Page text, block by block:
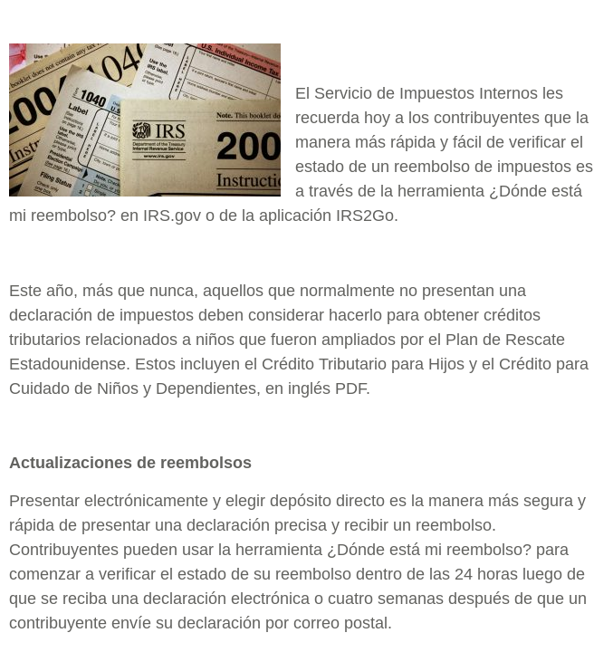
El Servicio de Impuestos Internos les
recuerda hoy a los contribuyentes que la
manera más rápida y fácil de verificar el
estado de un reembolso de impuestos es
a través de la herramienta ¿Dónde está
mi reembolso? en IRS.gov o de la aplicación IRS2Go.
Este año, más que nunca, aquellos que normalmente no presentan una
declaración de impuestos deben considerar hacerlo para obtener créditos
tributarios relacionados a niños que fueron ampliados por el Plan de Rescate
Estadounidense. Estos incluyen el Crédito Tributario para Hijos y el Crédito para
Cuidado de Niños y Dependientes, en inglés PDF.
Actualizaciones de reembolsos
Presentar electrónicamente y elegir depósito directo es la manera más segura y
rápida de presentar una declaración precisa y recibir un reembolso.
Contribuyentes pueden usar la herramienta ¿Dónde está mi reembolso? para
comenzar a verificar el estado de su reembolso dentro de las 24 horas luego de
que se reciba una declaración electrónica o cuatro semanas después de que un
contribuyente envíe su declaración por correo postal.